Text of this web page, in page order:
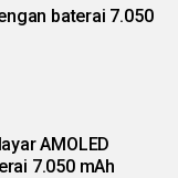
baterai 7.050
AMOLED
7.050 mAh